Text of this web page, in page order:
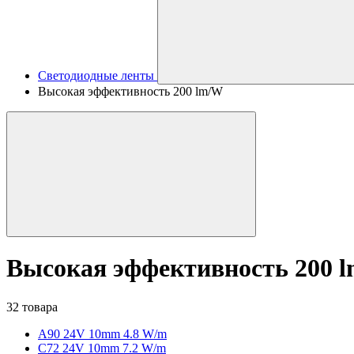
Светодиодные ленты
Высокая эффективность 200 lm/W
Высокая эффективность 200
32 товара
A90 24V 10mm 4.8 W/m
C72 24V 10mm 7.2 W/m